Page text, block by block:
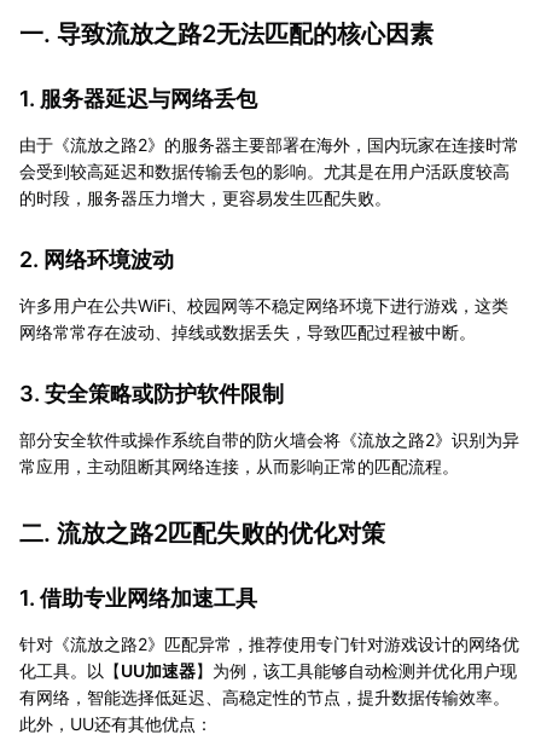
一. 导致流放之路2无法匹配的核心因素
1. 服务器延迟与网络丢包
由于《流放之路2》的服务器主要部署在海外，国内玩家在连接时常
会受到较高延迟和数据传输丢包的影响。尤其是在用户活跃度较高
的时段，服务器压力增大，更容易发生匹配失败。
2. 网络环境波动
许多用户在公共WiFi、校园网等不稳定网络环境下进行游戏，这类
网络常常存在波动、掉线或数据丢失，导致匹配过程被中断。
3. 安全策略或防护软件限制
部分安全软件或操作系统自带的防火墙会将《流放之路2》识别为异
常应用，主动阻断其网络连接，从而影响正常的匹配流程。
二. 流放之路2匹配失败的优化对策
1. 借助专业网络加速工具
针对《流放之路2》匹配异常，推荐使用专门针对游戏设计的网络优
化工具。以【UU加速器】为例，该工具能够自动检测并优化用户现
有网络，智能选择低延迟、高稳定性的节点，提升数据传输效率。
此外，UU还有其他优点：